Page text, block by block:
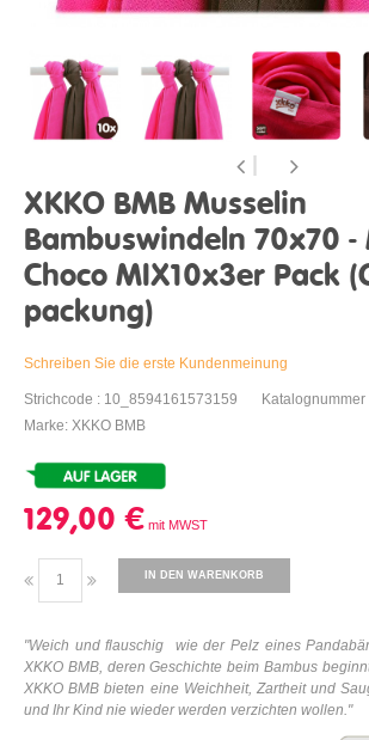
XKKO BMB Musselin
Bambuswindeln 70x70 -
Choco MIX10x3er Pack
packung)
Schreiben Sie die erste Kundenmeinung
Strichcode : 10_8594161573159
Marke: XKKO BMB
129,00 €
IN DEN WARENKORB
"Weich und flauschig wie der Pelz eines
XKKO BMB, deren Geschichte beim Bambus
XKKO BMB bieten eine Weichheit, Zartheit und
und Ihr Kind nie wieder werden verzichten wollen."